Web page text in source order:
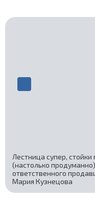
Лестница супер,
(настолько
ответственного
Мария Кузнецова